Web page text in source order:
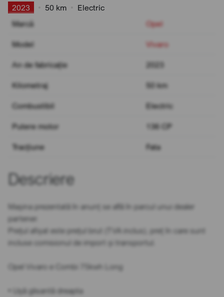
2023 50 km
Electric
Marcă
Opel
Model Vivaro
An de fabricație 2023
Kilometraj 50 km
Combustibil Electric
Putere motor 136 CP
Tracțiune Fata
Descriere
Mașina prezentată în anunț se află în parcul unui dealer
partener.
Prețul afișat este prețul brut (TVA inclus), preț în care sunt
incluse comisionul de import și transportul.
Opel Vivaro e Combi 75kwh Long
• Ușă glisantă dreapta